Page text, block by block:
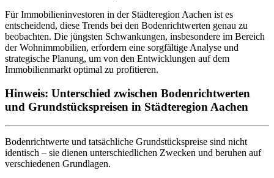
Für Immobilieninvestoren in der Städteregion Aachen ist es
entscheidend, diese Trends bei den Bodenrichtwerten genau zu
beobachten. Die jüngsten Schwankungen, insbesondere im Bereich
der Wohnimmobilien, erfordern eine sorgfältige Analyse und
strategische Planung, um von den Entwicklungen auf dem
Immobilienmarkt optimal zu profitieren.
Hinweis: Unterschied zwischen Bodenrichtwerten
und Grundstückspreisen in Städteregion Aachen
Bodenrichtwerte und tatsächliche Grundstückspreise sind nicht
identisch – sie dienen unterschiedlichen Zwecken und beruhen auf
verschiedenen Grundlagen.